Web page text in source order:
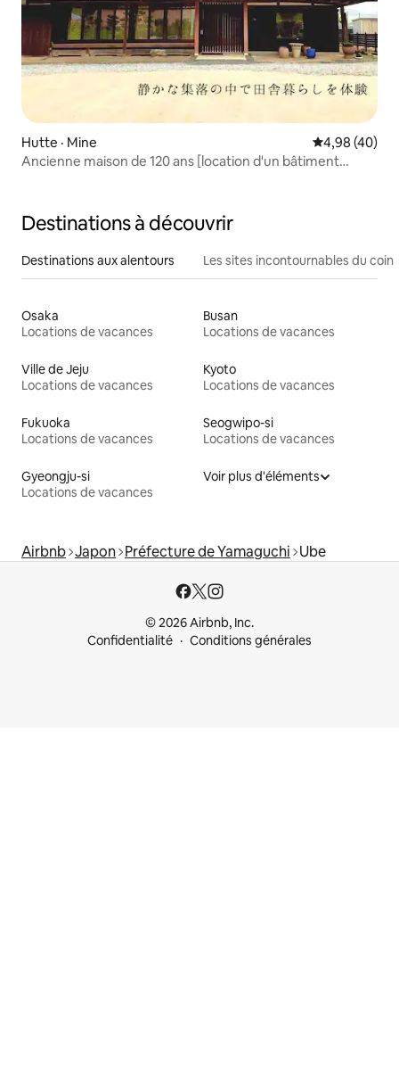
Hutte · Mine Note
4,98 (40)
Ancienne maison de 120 ans [location d'un bâtiment
Destinations à découvrir
Destinations aux alentours Les sites incontournables du coin
Osaka
Locations de vacances
Busan
Locations de vacances
Ville de Jeju
Locations de vacances
Kyoto
Locations de vacances
Fukuoka
Locations de vacances
Seogwipo-si
Locations de vacances
Gyeongju-si
Locations de vacances
Voir plus d'éléments
Airbnb Japon Préfecture de Yamaguchi Ube
© 2026 Airbnb, Inc.
Confidentialité
Conditions générales